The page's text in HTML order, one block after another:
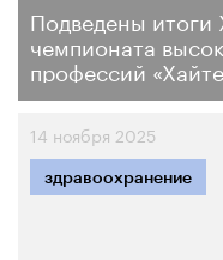
Подведены
чемпионата
профессий
14 ноября 2025
здравоохранение